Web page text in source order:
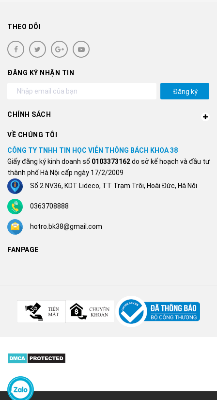
THEO DÕI
ĐĂNG KÝ NHẬN TIN
Đăng ký
CHÍNH SÁCH
VỀ CHÚNG TÔI
CÔNG TY TNHH TIN HỌC VIỄN THÔNG BÁCH KHOA 38
Giấy đăng ký kinh doanh số 0103373162do sở kế hoạch và đầu tư
thành phố Hà Nội cấp ngày 17/2/2009
Số 2 NV36, KDT Lideco, TT Trạm Trôi, Hoài Đức, Hà Nội
0363708888
hotro.bk38@gmail.com
FANPAGE